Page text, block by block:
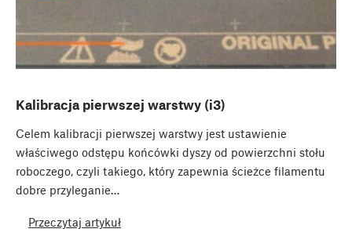
Kalibracja pierwszej warstwy (i3)
Celem kalibracji pierwszej warstwy jest ustawienie
właściwego odstępu końcówki dyszy od powierzchni stołu
roboczego, czyli takiego, który zapewnia ścieżce filamentu
dobre przyleganie…
Przeczytaj artykuł